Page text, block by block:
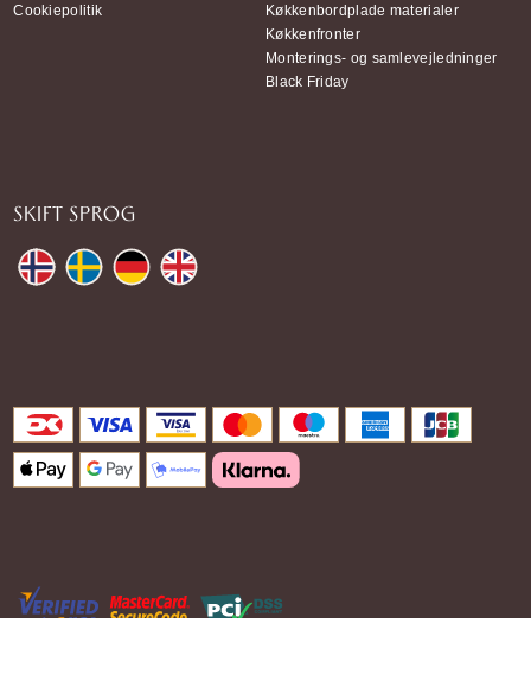
Cookiepolitik
Køkkenbordplade materialer
Køkkenfronter
Monterings- og samlevejledninger
Black Friday
SKIFT SPROG